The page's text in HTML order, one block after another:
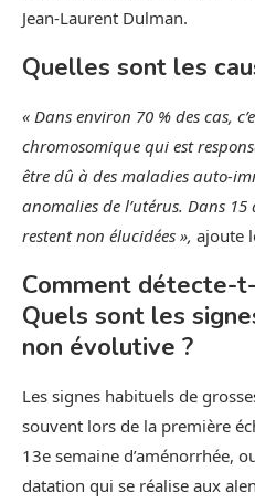
Jean-Laurent Dulman.
Quelles sont les
« Dans environ 70 % des cas,
chromosomique qui est
être dû à des maladies auto-
anomalies de l’utérus. Dans 15
restent non élucidées », ajoute
Comment détecte-
Quels sont les
non évolutive ?
Les signes habituels de
souvent lors de la première
13e semaine d’aménorrhée,
datation qui se réalise aux